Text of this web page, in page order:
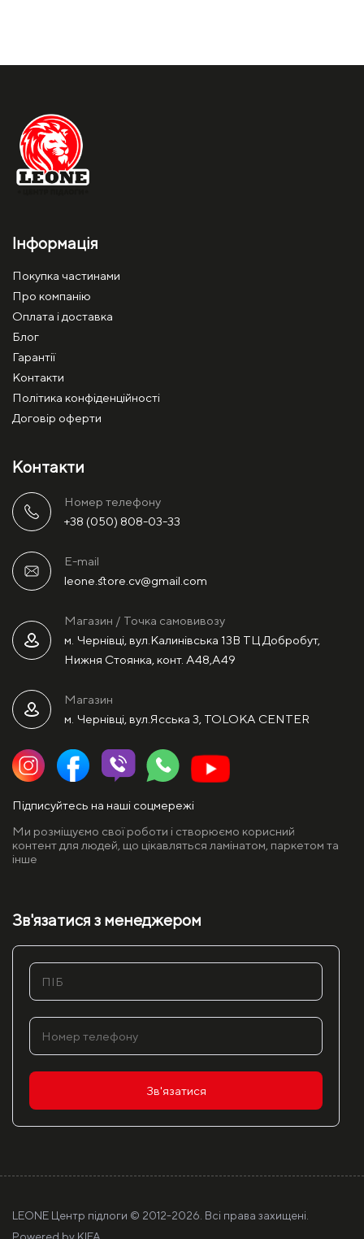
Інформація
Покупка частинами
Про компанію
Оплата і доставка
Блог
Гарантії
Контакти
Політика конфіденційності
Договір оферти
Контакти
Номер телефону
+38 (050) 808-03-33
E-mail
leone.store.cv@gmail.com
Магазин / Точка самовивозу
м. Чернівці, вул.Калинівська 13В ТЦ Добробут,
Нижня Стоянка, конт. А48,А49
Магазин
м. Чернівці, вул.Ясська 3, TOLOKA CENTER
Підписуйтесь на наші соцмережі
Ми розміщуємо свої роботи і створюємо корисний
контент для людей, що цікавляться ламінатом, паркетом та
інше
Зв'язатися з менеджером
Зв'язатися
LEONE Центр підлоги © 2012-2026. Всі права захищені.